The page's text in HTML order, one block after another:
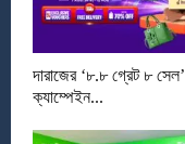
দারাজের ‘৮.৮ গ্রেট ৮ সেল’
ক্যাম্পেইন...